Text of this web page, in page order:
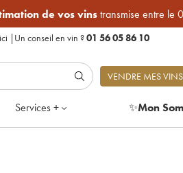
de vos vinstransmise entre le
| Un conseil en vin ?01 56 05 86 10
VENDRE MES VINS
Services + ✨Mon